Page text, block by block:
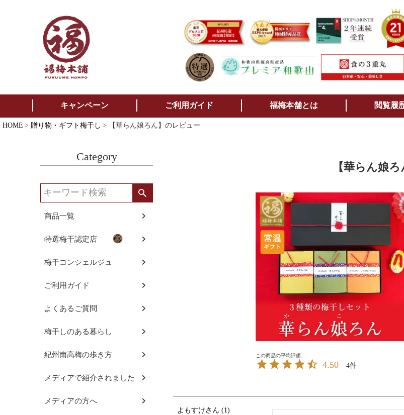
検索
キャンペーン ご利用ガイド 福梅本舗とは 閲覧履
HOME 贈り物・ギフト梅干し 【華らん娘ろん】のレビュー
Category
商品一覧
特選梅干認定店
梅干コンシェルジュ
ご利用ガイド
よくあるご質問
梅干しのある暮らし
紀州南高梅の歩き方
メディアで紹介されました
メディアの方へ
【華らん娘
4.50 4
よもすけ 1